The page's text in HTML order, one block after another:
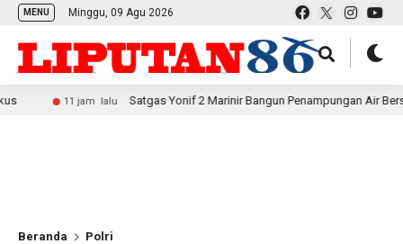
MENU Minggu, 09 Agu 2026
11 jam lalu Satgas Yonif 2 Marinir Bangun Penampungan Air Bersama
Beranda Polri